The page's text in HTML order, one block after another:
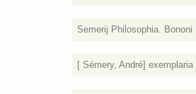
Semerij Philosophia. Bononi
[ Sémery, André]